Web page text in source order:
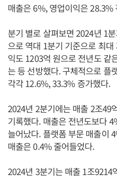
매출은 6%, 영업이익은 28.3%
분기 별로 살펴보면 2024년 1
으로 역대 1분기 기준으로 최
익도 1203억 원으로 전년도 같
는 등 선방했다. 구체적으로 플
각각 12.6%, 33.3% 증가했다.
2024년 2분기에는 매출 2조49
기록했다. 매출은 전년도보다
늘어났다. 플랫폼 부문 매출이
매출은 0.4% 줄어들었다.
2024년 3분기는 매출 1조9214